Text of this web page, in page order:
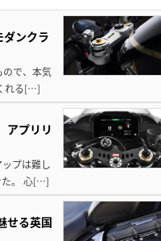
ダンクラ
ので、本気
れる[…]
アプリリ
プは難し
た。 心[…]
せる英国